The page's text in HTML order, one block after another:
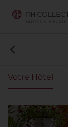
Votre Hôtel